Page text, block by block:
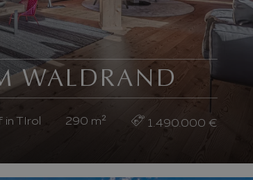
WALDRAND
in TIrol 290 m² 1.490.000 €